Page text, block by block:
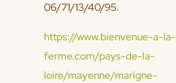
06/71/13/40/95.
https://www.bienvenue-a-la-
ferme.com/pays-de-la-
loire/mayenne/marigne-